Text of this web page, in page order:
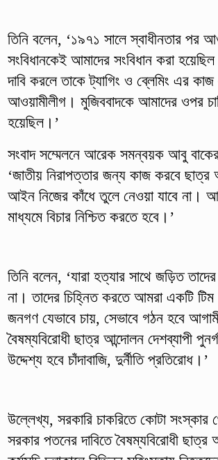
তিনি বলেন, ‘১৯৭১ সালে স্বাধীনতার পর
সংবিধানকেই আমাদের সংবিধান করা
দাবি করলে তাকে ট্যাগিং ও ব্লেমিং এর
আওয়ামীলীগ। মুজিববাদকে আমাদের ওপর
হয়েছিল।’
সংবাদ সম্মেলনে আরেক সমন্বয়ক আবু
‘জাতীয় নিরাপত্তার জন্য কাজ করবে
আইন নিজের কাঁধে তুলে নেওয়া যাবে না।
মাধ্যমে বিচার নিশ্চিত করতে হবে।’
তিনি বলেন, ‘যারা হত্যার সাথে জড়িত
না। তাদের চিহ্নিত করতে আমরা একটি
জনগণ যেভাবে চায়, সেভাবে গঠন হবে
বৈষম্যবিরোধী ছাত্র আন্দোলন দেশব্যাপী
উদ্দেশ্য হবে চাঁদাবাজি, দুর্নীতি প্রতিরোধ।’
উল্লেখ্য, সরকারি চাকরিতে কোটা
সরকার পতনের দাবিতে বৈষম্যবিরোধী ছাত্র